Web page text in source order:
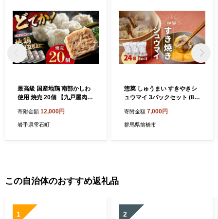
最高級 国産地鶏 南部かしわ
使用 焼売 20個 【九戸屋肉
鳥 とり 肉 にく しゅうまい
シュウマイ シューマイ 冷凍
すめ
寄附金額 12,000円
岩手県雫石町
惣菜 しゅうまい すきやきシ
ュウマイ 3パックセット (8個
ゅうまい シュウマイ 国産豚
肉 すき焼き 食べやすいサイ
寄附金額 7,000円
群馬県前橋市
この自治体のおすすめ返礼品
1 2